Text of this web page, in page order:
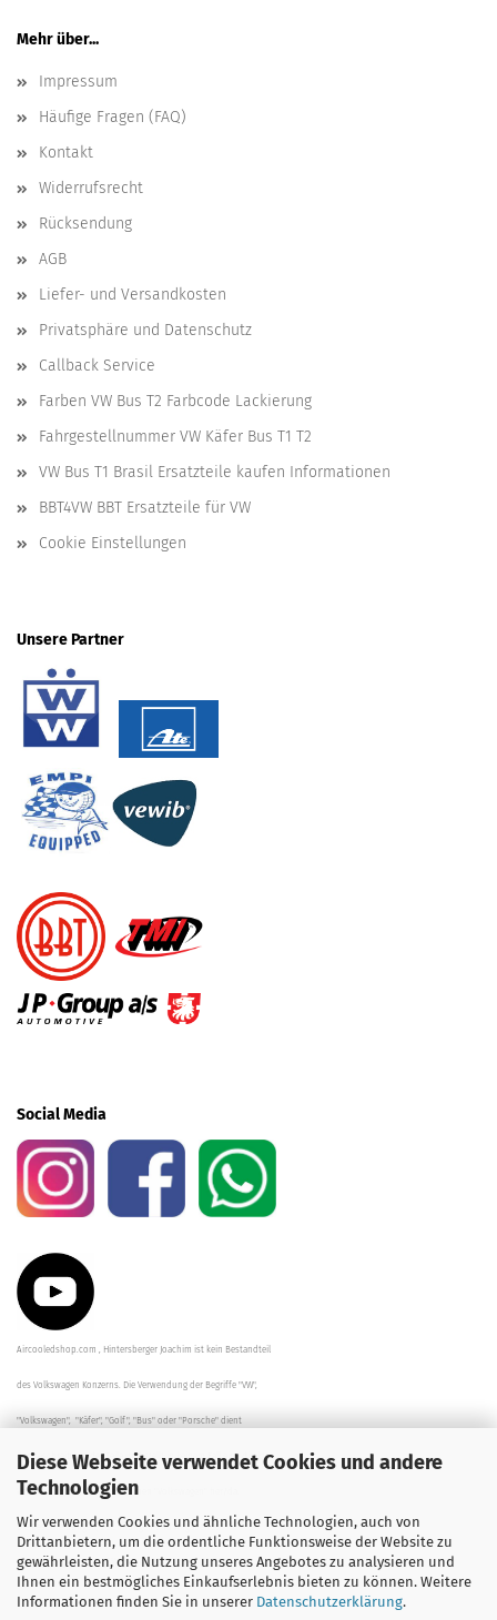
Diese Webseite verwendet Cookies und andere
Technologien
Wir verwenden Cookies und ähnliche Technologien, auch von
Drittanbietern, um die ordentliche Funktionsweise der Website zu
gewährleisten, die Nutzung unseres Angebotes zu analysieren und
Ihnen ein bestmögliches Einkaufserlebnis bieten zu können. Weitere
Informationen finden Sie in unserer Datenschutzerklärung.
Mehr über...
Impressum
Häufige Fragen (FAQ)
Kontakt
Widerrufsrecht
Rücksendung
AGB
Liefer- und Versandkosten
Privatsphäre und Datenschutz
Callback Service
Farben VW Bus T2 Farbcode Lackierung
Fahrgestellnummer VW Käfer Bus T1 T2
VW Bus T1 Brasil Ersatzteile kaufen Informationen
BBT4VW BBT Ersatzteile für VW
Cookie Einstellungen
Unsere Partner
Social Media
Aircooledshop.com , Hintersberger Joachim ist kein Bestandteil
des Volkswagen Konzerns. Die Verwendung der Begriffe "VW",
"Volkswagen", "Käfer", "Golf", "Bus" oder "Porsche" dient
der Beschreibung der Teile und stellt in keinem Fall eine direkte
Verbindung zu dem Unternehmen "Volkswagen" her/da.
Die Beschreibungen, Zeichnungen und Angaben zur
Verwendung sind sorgfältig überprüft worden.